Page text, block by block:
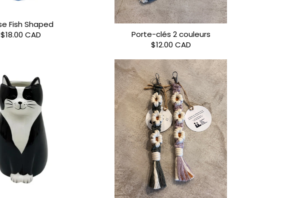
Fish Shaped
$18.00 CAD
Porte-clés 2 couleurs
$12.00 CAD